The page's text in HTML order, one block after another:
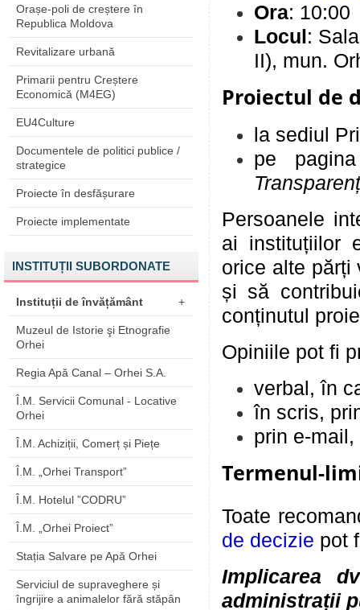
Orașe-poli de creștere în
Republica Moldova
Revitalizare urbană
Primarii pentru Creștere
Economică (M4EG)
EU4Culture
Documentele de politici publice /
strategice
Proiecte în desfășurare
Proiecte implementate
INSTITUȚII SUBORDONATE
Instituții de învățământ +
Muzeul de Istorie şi Etnografie
Orhei
Regia Apă Canal – Orhei S.A.
Î.M. Servicii Comunal - Locative
Orhei
Î.M. Achiziții, Comerț și Piețe
Î.M. „Orhei Transport”
Î.M. Hotelul ”CODRU”
Î.M. „Orhei Proiect”
Stația Salvare pe Apă Orhei
Serviciul de supraveghere și
îngrijire a animalelor fără stăpân
Ora: 10:00
Locul :
II), mun.
Proiectul de
la sediul
pe
Persoanele
ai instituțiilor
orice alte părți
și să
conținutul
Opiniile pot fi
verbal, în
în scris,
prin e-
Termenul-
Toate
de decizie pot
Implicarea
administrații